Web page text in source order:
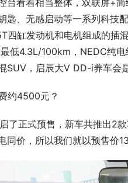
台看着相当整体，双联屏+
匙、无感启动等一系列科技
四缸发动机和电机组成的插
低4.3L/100km，NEDC纯
SUV，启辰大V DD-i养车会
约4500元？
了正式预售，新车共推出2
同价，所以我们就以预售价